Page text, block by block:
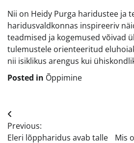
Nii on Heidy Purga haridustee ja
haridusvaldkonnas inspireeriv
teadmised ja kogemused võivad
tulemustele orienteeritud
nii isiklikus arengus kui
Posted in Õppimine
Navigeerimine
Previous:
Eleri lõppharidus avab talle
Mis